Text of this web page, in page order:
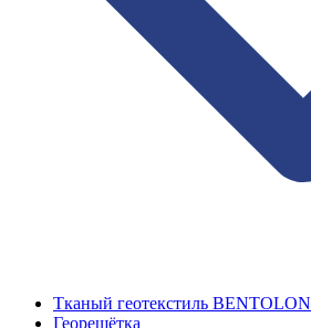
Тканый геотекстиль BENTOLON
Георешётка